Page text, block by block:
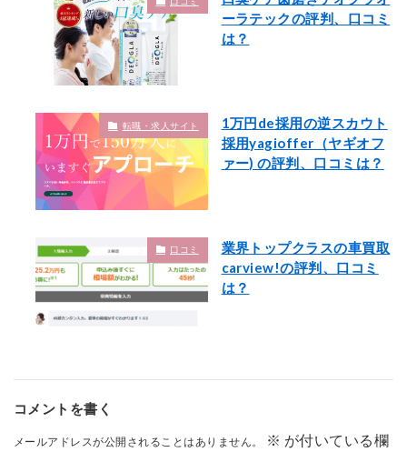
ーラテックの評判、口コミ
は？
転職・求人サイト
1万円de採用の逆スカウト
採用yagioffer（ヤギオフ
ァー) の評判、口コミは？
口コミ
業界トップクラスの車買取
carview!の評判、口コミ
は？
コメントを書く
メールアドレスが公開されることはありません。 ※ が付いている欄